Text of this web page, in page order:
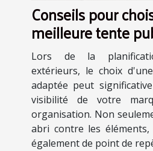
Conseils pour
meilleure tente
vos événements
Lors de la
extérieurs, le choix
adaptée peut
visibilité de votre
organisation. Non
abri contre les
également de point de